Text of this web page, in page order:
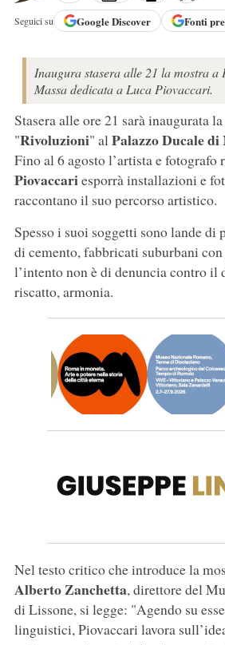
Seguici su GoogleDiscover Fonti
Inaugura stasera alle 21 la mostra a
Massa dedicata a Luca Piovaccari.
Stasera alle ore 21 sarà inaugurata
"Rivoluzioni" alPalazzoDucaledi
Fino al 6 agosto l’artista e fotografo
Piovaccariesporrà installazioni e
raccontano il suo percorso artistico.
Spesso i suoi soggetti sono lande di
di cemento, fabbricati suburbani
l’intento non è di denuncia contro il
riscatto, armonia.
Nel testo critico che introduce la
Alberto Zanchetta, direttore del
di Lissone, si legge: "Agendo su
linguistici, Piovaccari lavora